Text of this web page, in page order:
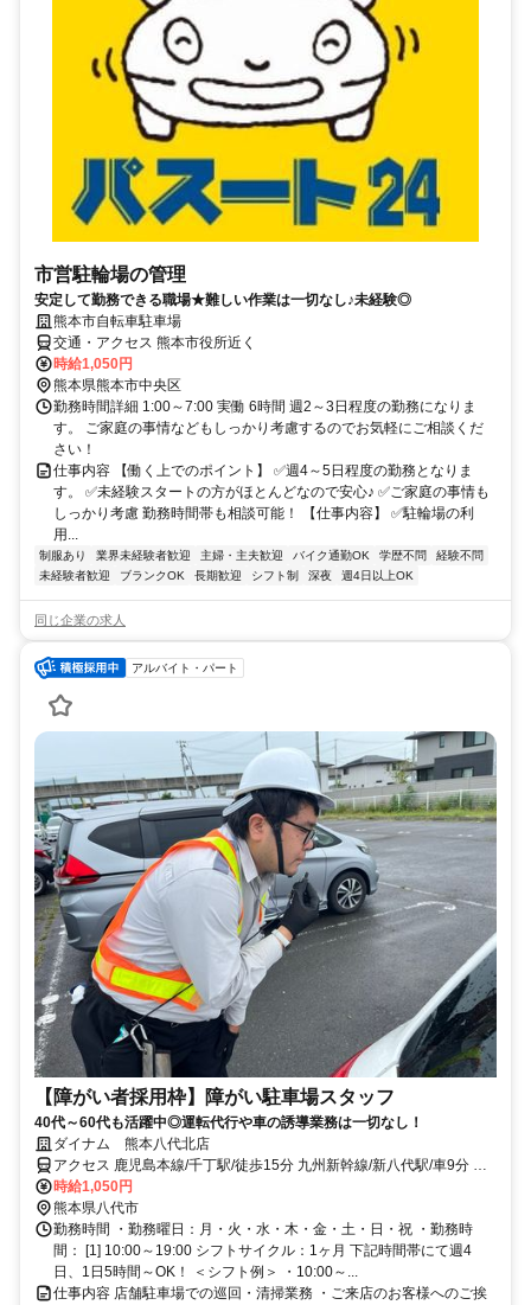
市営駐輪場の管理
安定して勤務できる職場★難しい作業は一切なし♪未経験◎
熊本市自転車駐車場
交通・アクセス 熊本市役所近く
時給1,050円
熊本県熊本市中央区
勤務時間詳細 1:00～7:00 実働 6時間 週2～3日程度の勤務になりま
す。 ご家庭の事情などもしっかり考慮するのでお気軽にご相談くだ
さい！
仕事内容 【働く上でのポイント】 ✅週4～5日程度の勤務となりま
す。 ✅未経験スタートの方がほとんどなので安心♪ ✅ご家庭の事情も
しっかり考慮 勤務時間帯も相談可能！ 【仕事内容】 ✅駐輪場の利
用...
制服あり 業界未経験者歓迎 主婦・主夫歓迎 バイク通勤OK 学歴不問
経験不問
未経験者歓迎
ブランクOK 長期歓迎 シフト制 深夜 週4日以上OK
同じ企業の求人
アルバイト・パート
【障がい者採用枠】障がい駐車場スタッフ
40代～60代も活躍中◎運転代行や車の誘導業務は一切なし！
ダイナム 熊本八代北店
アクセス 鹿児島本線/千丁駅/徒歩15分 九州新幹線/新八代駅/車9分 鹿
児島本線/有佐駅/車10分
時給1,050円
熊本県八代市
勤務時間 ・勤務曜日：月・火・水・木・金・土・日・祝 ・勤務時
間： [1] 10:00～19:00 シフトサイクル：1ヶ月 下記時間帯にて週4
日、1日5時間～OK！ ＜シフト例＞ ・10:00～...
仕事内容 店舗駐車場での巡回・清掃業務 ・ご来店のお客様へのご挨